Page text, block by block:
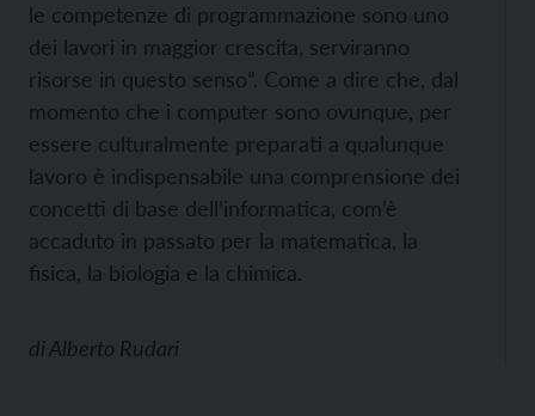
le competenze di programmazione sono uno
dei lavori in maggior crescita, serviranno
risorse in questo senso”. Come a dire che, dal
momento che i computer sono ovunque, per
essere culturalmente preparati a qualunque
lavoro è indispensabile una comprensione dei
concetti di base dell’informatica, com’è
accaduto in passato per la matematica, la
fisica, la biologia e la chimica.
diAlberto Rudari